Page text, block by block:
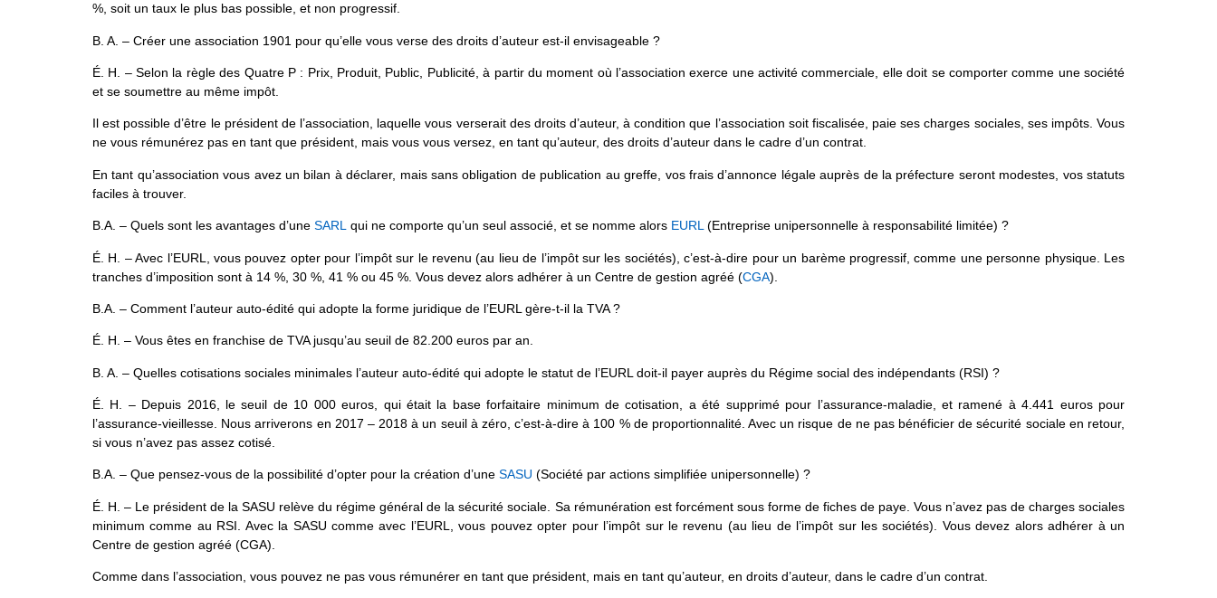
%, soit un taux le plus bas possible, et non progressif.
B. A. – Créer une association 1901 pour qu’elle vous verse des droits d’auteur est-il envisageable ?
É. H. – Selon la règle des Quatre P : Prix, Produit, Public, Publicité, à partir du moment où l’association exerce une activité commerciale, elle doit se comporter comme une société
et se soumettre au même impôt.
Il est possible d’être le président de l’association, laquelle vous verserait des droits d’auteur, à condition que l’association soit fiscalisée, paie ses charges sociales, ses impôts. Vous
ne vous rémunérez pas en tant que président, mais vous vous versez, en tant qu’auteur, des droits d’auteur dans le cadre d’un contrat.
En tant qu’association vous avez un bilan à déclarer, mais sans obligation de publication au greffe, vos frais d’annonce légale auprès de la préfecture seront modestes, vos statuts
faciles à trouver.
B.A. – Quels sont les avantages d’une SARL qui ne comporte qu’un seul associé, et se nomme alors EURL (Entreprise unipersonnelle à responsabilité limitée) ?
É. H. – Avec l’EURL, vous pouvez opter pour l’impôt sur le revenu (au lieu de l’impôt sur les sociétés), c’est-à-dire pour un barème progressif, comme une personne physique. Les
tranches d’imposition sont à 14 %, 30 %, 41 % ou 45 %. Vous devez alors adhérer à un Centre de gestion agréé (CGA).
B.A. – Comment l’auteur auto-édité qui adopte la forme juridique de l’EURL gère-t-il la TVA ?
É. H. – Vous êtes en franchise de TVA jusqu’au seuil de 82.200 euros par an.
B. A. – Quelles cotisations sociales minimales l’auteur auto-édité qui adopte le statut de l’EURL doit-il payer auprès du Régime social des indépendants (RSI) ?
É. H. – Depuis 2016, le seuil de 10 000 euros, qui était la base forfaitaire minimum de cotisation, a été supprimé pour l’assurance-maladie, et ramené à 4.441 euros pour
l’assurance-vieillesse. Nous arriverons en 2017 – 2018 à un seuil à zéro, c’est-à-dire à 100 % de proportionnalité. Avec un risque de ne pas bénéficier de sécurité sociale en retour,
si vous n’avez pas assez cotisé.
B.A. – Que pensez-vous de la possibilité d’opter pour la création d’une SASU (Société par actions simplifiée unipersonnelle) ?
É. H. – Le président de la SASU relève du régime général de la sécurité sociale. Sa rémunération est forcément sous forme de fiches de paye. Vous n’avez pas de charges sociales
minimum comme au RSI. Avec la SASU comme avec l’EURL, vous pouvez opter pour l’impôt sur le revenu (au lieu de l’impôt sur les sociétés). Vous devez alors adhérer à un
Centre de gestion agréé (CGA).
Comme dans l’association, vous pouvez ne pas vous rémunérer en tant que président, mais en tant qu’auteur, en droits d’auteur, dans le cadre d’un contrat.